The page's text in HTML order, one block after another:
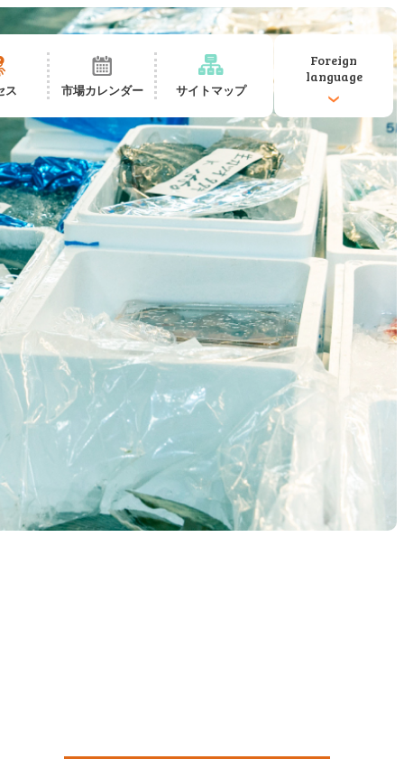
ス 市場カレンダー サイトマップ
Foreign
language